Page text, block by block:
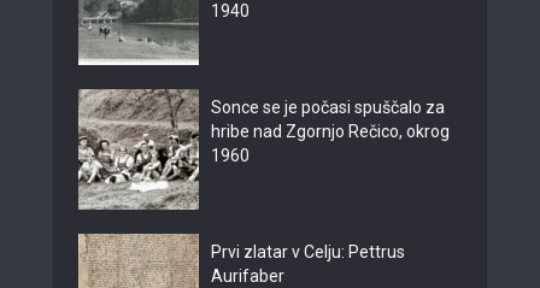
1940
Sonce se je počasi spuščalo za
hribe nad Zgornjo Rečico, okrog
1960
Prvi zlatar v Celju: Pettrus
Aurifaber